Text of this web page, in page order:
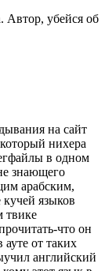
Автор, убейся об
на сайт
нихера
в одном
знающего
арабским,
языков
твике
что он
от таких
английский